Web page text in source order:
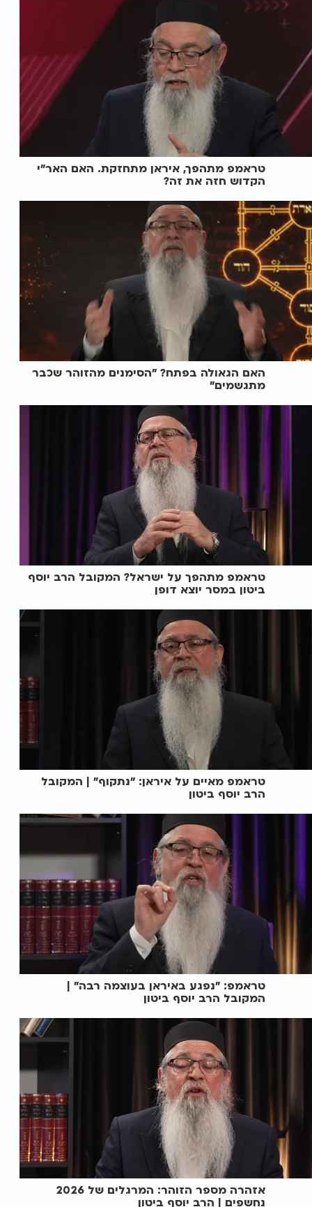
טראמפ מתהפך, איראן מתחזקת. האם האר"י
הקדוש חזה את זה?
האם הגאולה בפתח? ״הסימנים מהזוהר שכבר
מתגשמים״
טראמפ מתהפך על ישראל? המקובל הרב יוסף
ביטון במסר יוצא דופן
טראמפ מאיים על איראן: "נתקוף" | המקובל
הרב יוסף ביטון
טראמפ: "נפגע באיראן בעוצמה רבה" |
המקובל הרב יוסף ביטון
אזהרה מספר הזוהר: המרגלים של 2026
נחשפים | הרב יוסף ביטון